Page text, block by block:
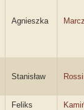
Agnieszka
Stanisław
Feliks